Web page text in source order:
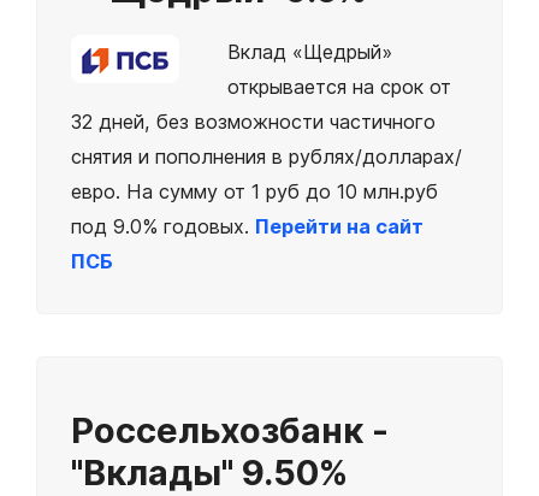
Вклад «Щедрый»
открывается на срок от
32 дней, без возможности частичного
снятия и пополнения в рублях/долларах/
евро. На сумму от 1 руб до 10 млн.руб
под 9.0% годовых. Перейти на сайт
ПСБ
Россельхозбанк -
"Вклады" 9.50%